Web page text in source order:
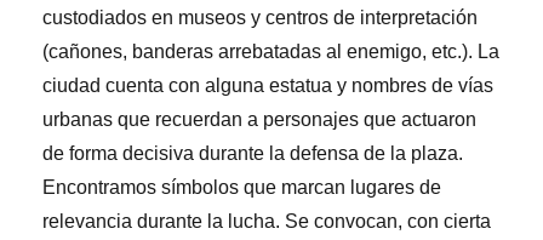
custodiados en museos y centros de interpretación
(cañones, banderas arrebatadas al enemigo, etc.). La
ciudad cuenta con alguna estatua y nombres de vías
urbanas que recuerdan a personajes que actuaron
de forma decisiva durante la defensa de la plaza.
Encontramos símbolos que marcan lugares de
relevancia durante la lucha. Se convocan, con cierta